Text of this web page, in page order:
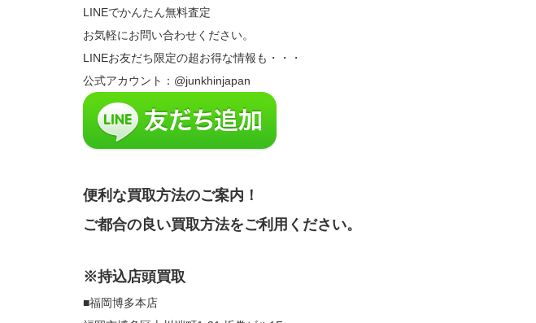
LINEでかんたん無料査定
お気軽にお問い合わせください。
LINEお友だち限定の超お得な情報も・・・
公式アカウント：@junkhinjapan
便利な買取方法のご案内！
ご都合の良い買取方法をご利用ください。
※持込店頭買取
■福岡博多本店